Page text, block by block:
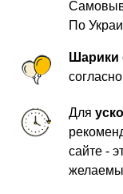
По
Шарики
Для
сайте -